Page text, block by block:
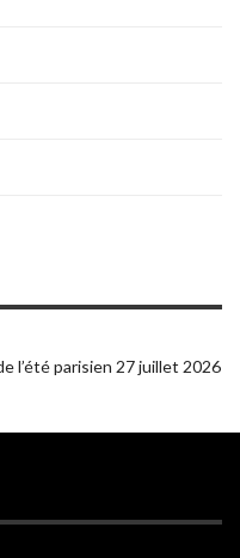
l’été parisien 27 juillet 2026